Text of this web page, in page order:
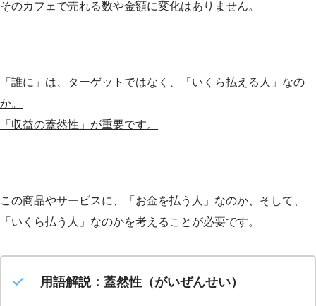
そのカフェで売れる数や金額に変化はありません。
「誰に」は、ターゲットではなく、「いくら払える人」なの
か。
「収益の蓋然性」が重要です。
この商品やサービスに、「お金を払う人」なのか、そして、
「いくら払う人」なのかを考えることが必要です。
用語解説：蓋然性（がいぜんせい）